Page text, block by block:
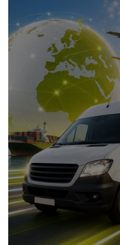
quantità
1
COLLO 1